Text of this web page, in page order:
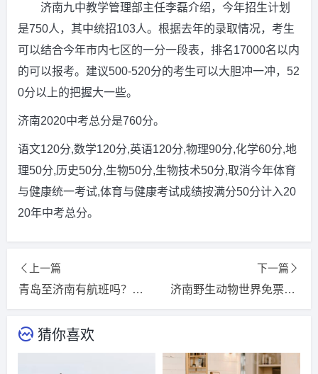
济南九中教学管理部主任李磊介绍，今年招生计划
是750人，其中统招103人。根据去年的录取情况，考生
可以结合今年市内七区的一分一段表，排名17000名以内
的可以报考。建议500-520分的考生可以大胆冲一冲，52
0分以上的把握大一些。
济南2020中考总分是760分。
语文120分,数学120分,英语120分,物理90分,化学60分,地
理50分,历史50分,生物50分,生物技术50分,取消今年体育
与健康统一考试,体育与健康考试成绩按满分50分计入20
20年中考总分。
上一篇
青岛至济南有航班吗？青岛到济南的高铁票多钱？
下一篇
济南野生动物世界免票时间？济南动物王国票价？
猜你喜欢